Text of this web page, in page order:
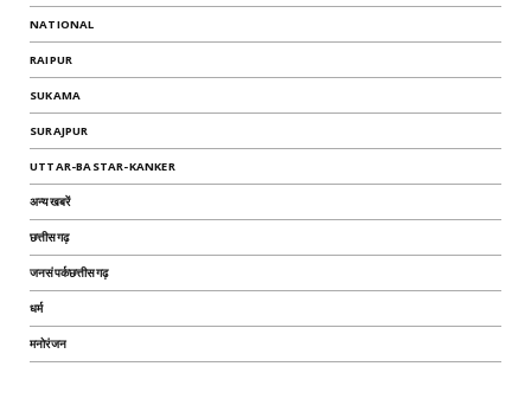
NATIONAL
RAIPUR
SUKAMA
SURAJPUR
UTTAR-BASTAR-KANKER
अन्यखबरें
छत्तीसगढ़
जनसंपर्कछत्तीसगढ़
धर्म
मनोरंजन